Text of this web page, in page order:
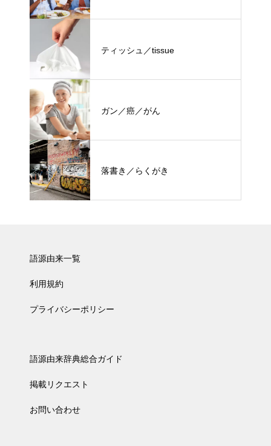
ティッシュ／tissue
ガン／癌／がん
落書き／らくがき
語源由来一覧
利用規約
プライバシーポリシー
語源由来辞典総合ガイド
掲載リクエスト
お問い合わせ